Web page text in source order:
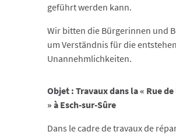
geführt werden kann.
Wir bitten die Bürgerinnen und
um Verständnis für die
Unannehmlichkeiten.
Objet : Travaux dans la « Rue
» à Esch-sur-Sûre
Dans le cadre de travaux de